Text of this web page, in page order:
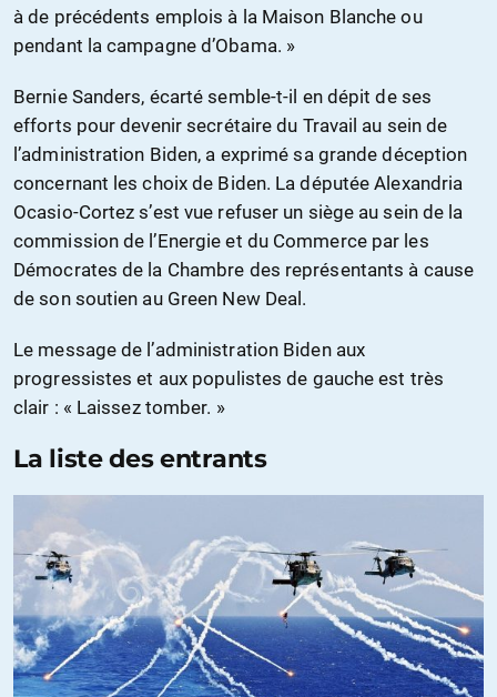
à de précédents emplois à la Maison Blanche ou
pendant la campagne d’Obama. »
Bernie Sanders, écarté semble-t-il en dépit de ses
efforts pour devenir secrétaire du Travail au sein de
l’administration Biden, a exprimé sa grande déception
concernant les choix de Biden. La députée Alexandria
Ocasio-Cortez s’est vue refuser un siège au sein de la
commission de l’Energie et du Commerce par les
Démocrates de la Chambre des représentants à cause
de son soutien au Green New Deal.
Le message de l’administration Biden aux
progressistes et aux populistes de gauche est très
clair : « Laissez tomber. »
La liste des entrants